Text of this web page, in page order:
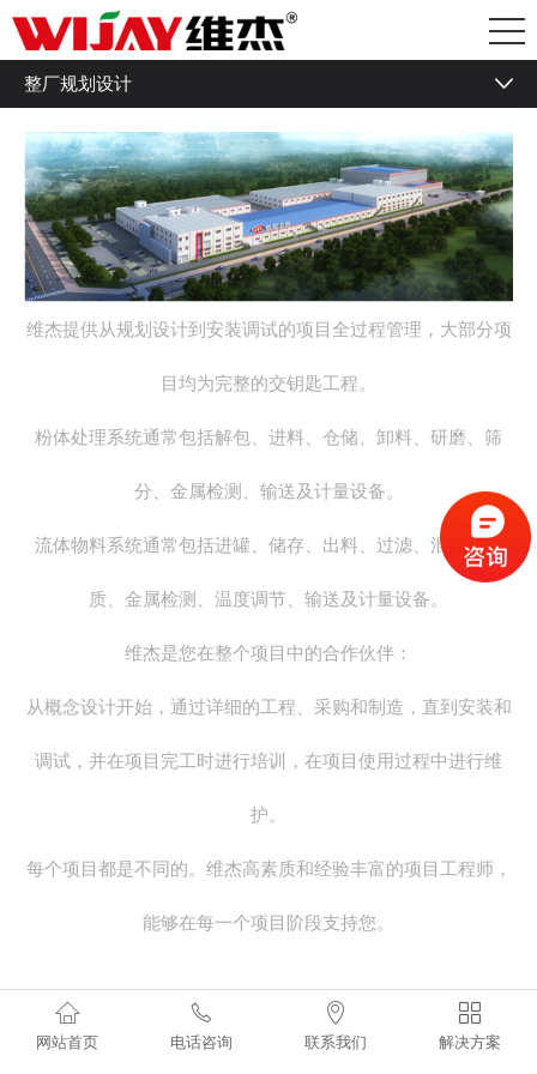
整厂规划设计
气力输送系统
粉体输送系统
液体输送系统
正压气力输送系统
负压气力输送系统
自动称重配料系统
维杰提供从规划设计到安装调试的项目全过程管理，大部分项
目均为完整的交钥匙工程。
粉体处理系统通常包括解包、进料、仓储、卸料、研磨、筛
分、金属检测、输送及计量设备。
流体物料系统通常包括进罐、储存、出料、过滤、混合、均
质、金属检测、温度调节、输送及计量设备。
维杰是您在整个项目中的合作伙伴：
从概念设计开始，通过详细的工程、采购和制造，直到安装和
调试，并在项目完工时进行培训，在项目使用过程中进行维
护。
每个项目都是不同的。维杰高素质和经验丰富的项目工程师，
能够在每一个项目阶段支持您。
整厂物料自动化流程图

网站首页

电话咨询

联系我们

解决方案